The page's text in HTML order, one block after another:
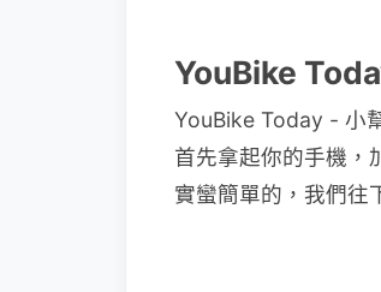
YouBike
YouBike Today - 小
首先拿起你的手機，
實蠻簡單的，我們往